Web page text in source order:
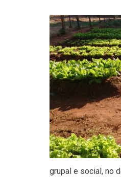
grupal e social, no